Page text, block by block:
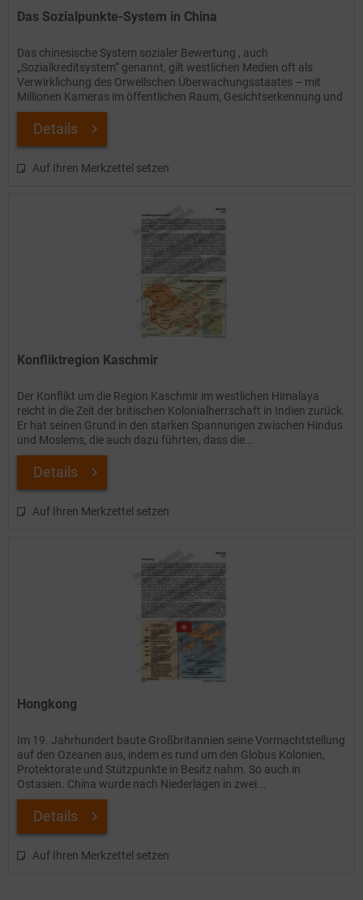
Das Sozialpunkte-System in China
Das chinesische System sozialer Bewertung , auch
„Sozialkreditsystem“ genannt, gilt westlichen Medien oft als
Verwirklichung des Orwellschen Überwachungsstaates – mit
Millionen Kameras im öffentlichen Raum, Gesichtserkennung und
einem...
Details
Auf Ihren Merkzettel setzen
Konfliktregion Kaschmir
Der Konflikt um die Region Kaschmir im westlichen Himalaya
reicht in die Zeit der britischen Kolonialherrschaft in Indien zurück.
Er hat seinen Grund in den starken Spannungen zwischen Hindus
und Moslems, die auch dazu führten, dass die...
Details
Auf Ihren Merkzettel setzen
Hongkong
Im 19. Jahrhundert baute Großbritannien seine Vormachtstellung
auf den Ozeanen aus, indem es rund um den Globus Kolonien,
Protektorate und Stützpunkte in Besitz nahm. So auch in
Ostasien. China wurde nach Niederlagen in zwei...
Details
Auf Ihren Merkzettel setzen